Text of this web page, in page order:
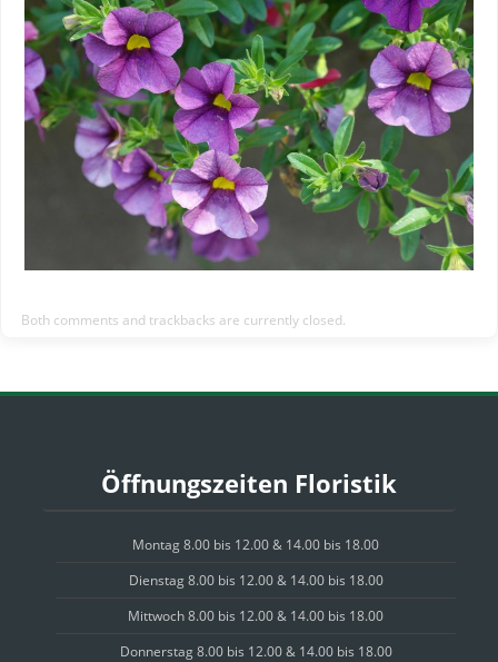
Both comments and trackbacks are currently closed.
Öffnungszeiten Floristik
Montag 8.00 bis 12.00 & 14.00 bis 18.00
Dienstag 8.00 bis 12.00 & 14.00 bis 18.00
Mittwoch 8.00 bis 12.00 & 14.00 bis 18.00
Donnerstag 8.00 bis 12.00 & 14.00 bis 18.00